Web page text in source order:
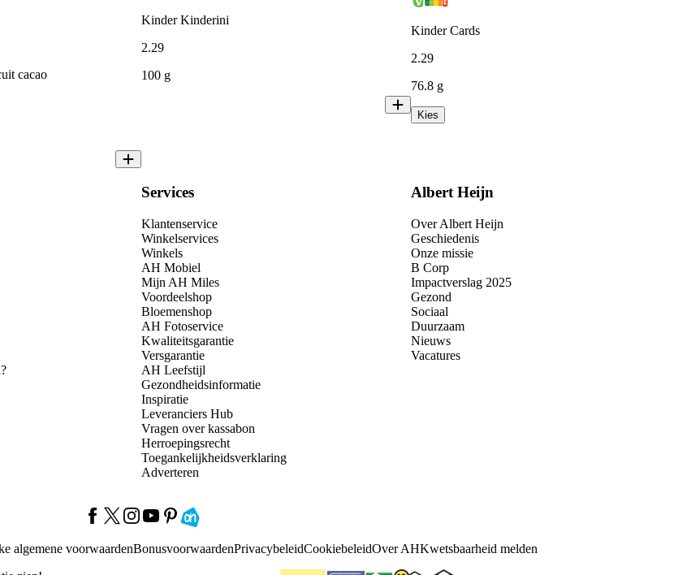
cacao
Kinder Kinderini
2.29
100 g
Kinder Cards
2.29
76.8 g
Kies
Services
Klantenservice
Winkelservices
Winkels
AH Mobiel
Mijn AH Miles
Voordeelshop
Bloemenshop
AH Fotoservice
Kwaliteitsgarantie
Versgarantie
AH Leefstijl
Gezondheidsinformatie
Inspiratie
Leveranciers Hub
Vragen over kassabon
Herroepingsrecht
Toegankelijkheidsverklaring
Adverteren
Albert Heijn
Over Albert Heijn
Geschiedenis
Onze missie
B Corp
Impactverslag 2025
Gezond
Sociaal
Duurzaam
Nieuws
Vacatures
algemene voorwaardenBonusvoorwaardenPrivacybeleidCookiebeleidOver AHKwetsbaarheid melden